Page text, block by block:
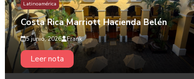
Latinoamérica
Costa Rica Marriott Hacienda Belén
5 junio, 2026 Frank
Leer nota